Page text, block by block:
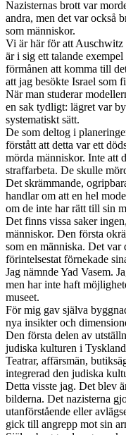
Nazisternas brott var
andra, men det var också
som människor.
Vi är här för att Auschwitz
är i sig ett talande
förmånen att komma till
att jag besökte Israel som
När man studerar
en sak tydligt: lägret var
systematiskt sätt.
De som deltog i
förstått att detta var ett
mörda människor. Inte att
straffarbeta. De skulle
Det skrämmande,
handlar om att en hel
om de inte har rätt till sin
Det finns vissa saker
människor. Den första
som en människa. Det var
förintelsestat förnekade
Jag nämnde Yad Vasem.
men har inte haft
museet.
För mig gav själva
nya insikter och
Den första delen av
judiska kulturen i
Teatrar, affärsmän,
integrerad den judiska
Detta visste jag. Det blev
bilderna. Det nazisterna
utanförstående eller
gick till angrepp mot sin